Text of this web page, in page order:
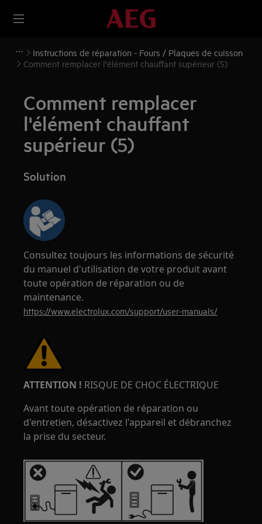
Instructions de réparation - Fours / Plaques de cuisson
Comment remplacer l'élément chauffant supérieur (5)
Comment remplacer
l'élément chauffant
supérieur (5)
Solution
Consultez toujours les informations de sécurité
du manuel d'utilisation de votre produit avant
toute opération de réparation ou de
maintenance.
https://www.electrolux.com/support/user-manuals/
ATTENTION ! RISQUE DE CHOC ÉLECTRIQUE
Avant toute opération de réparation ou
d'entretien, désactivez l'appareil et débranchez
la prise du secteur.